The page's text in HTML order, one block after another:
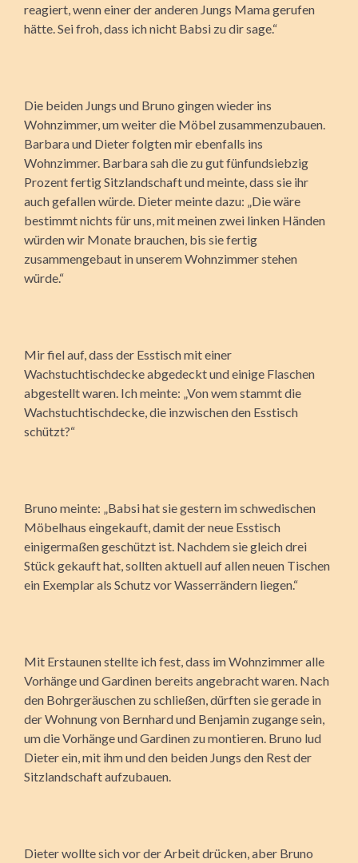
reagiert, wenn einer der anderen Jungs Mama gerufen
hätte. Sei froh, dass ich nicht Babsi zu dir sage.“
Die beiden Jungs und Bruno gingen wieder ins
Wohnzimmer, um weiter die Möbel zusammenzubauen.
Barbara und Dieter folgten mir ebenfalls ins
Wohnzimmer. Barbara sah die zu gut fünfundsiebzig
Prozent fertig Sitzlandschaft und meinte, dass sie ihr
auch gefallen würde. Dieter meinte dazu: „Die wäre
bestimmt nichts für uns, mit meinen zwei linken Händen
würden wir Monate brauchen, bis sie fertig
zusammengebaut in unserem Wohnzimmer stehen
würde.“
Mir fiel auf, dass der Esstisch mit einer
Wachstuchtischdecke abgedeckt und einige Flaschen
abgestellt waren. Ich meinte: „Von wem stammt die
Wachstuchtischdecke, die inzwischen den Esstisch
schützt?“
Bruno meinte: „Babsi hat sie gestern im schwedischen
Möbelhaus eingekauft, damit der neue Esstisch
einigermaßen geschützt ist. Nachdem sie gleich drei
Stück gekauft hat, sollten aktuell auf allen neuen Tischen
ein Exemplar als Schutz vor Wasserrändern liegen.“
Mit Erstaunen stellte ich fest, dass im Wohnzimmer alle
Vorhänge und Gardinen bereits angebracht waren. Nach
den Bohrgeräuschen zu schließen, dürften sie gerade in
der Wohnung von Bernhard und Benjamin zugange sein,
um die Vorhänge und Gardinen zu montieren. Bruno lud
Dieter ein, mit ihm und den beiden Jungs den Rest der
Sitzlandschaft aufzubauen.
Dieter wollte sich vor der Arbeit drücken, aber Bruno